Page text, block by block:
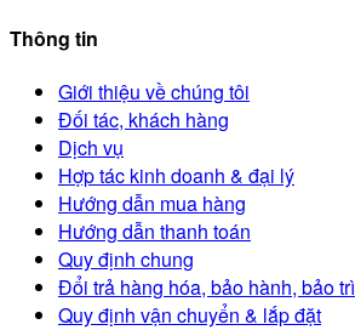
Thông tin
Giới thiệu về chúng tôi
Đối tác, khách hàng
Dịch vụ
Hợp tác kinh doanh & đại lý
Hướng dẫn mua hàng
Hướng dẫn thanh toán
Quy định chung
Đổi trả hàng hóa, bảo hành, bảo trì
Quy định vận chuyển & lắp đặt